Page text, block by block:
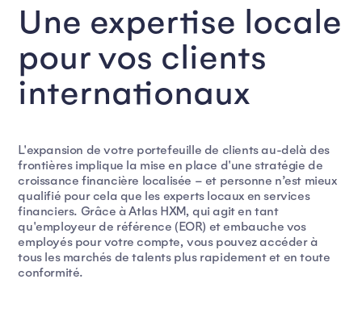
Une expertise locale
pour vos clients
internationaux
L'expansion de votre portefeuille de clients au-delà des
frontières implique la mise en place d'une stratégie de
croissance financière localisée – et personne n’est mieux
qualifié pour cela que les experts locaux en services
financiers. Grâce à Atlas HXM, qui agit en tant
qu'employeur de référence (EOR) et embauche vos
employés pour votre compte, vous pouvez accéder à
tous les marchés de talents plus rapidement et en toute
conformité.